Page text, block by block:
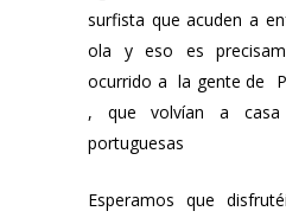
surfista que acuden a
ola y eso es
ocurrido a la gente de
, que volvían a
portuguesas
Esperamos que